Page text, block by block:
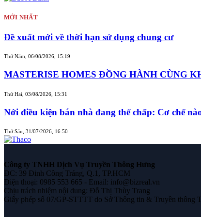
MỚI NHẤT
Đề xuất mới về thời hạn sử dụng chung cư
Thứ Năm, 06/08/2026, 15:19
MASTERISE HOMES ĐỒNG HÀNH CÙNG
Thứ Hai, 03/08/2026, 15:31
Nới điều kiện bán nhà đang thế chấp: Cơ chế
Thứ Sáu, 31/07/2026, 16:50
Công ty TNHH Dịch Vụ Truyền Thông Hưng
ĐC: 39 Đinh Công Tráng, Q.1, TP.HCM
Điện thoại: 0985 553 665 - Email: info@bizreal.vn
Chịu trách nhiệm nội dung: Đỗ Thị Thùy Trang
Giấy phép số 07/GP-STTTT do Sở Thông tin & Truyền thông